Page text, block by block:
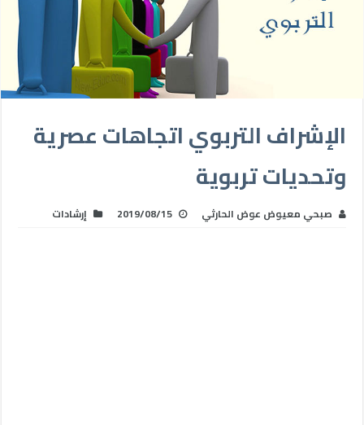
الإشراف التربوي اتجاهات عصرية
وتحديات تربوية
صبحي معيوض عوض الحارثي 2019/08/15 إرشادات